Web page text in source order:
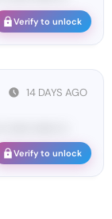
Verify to unlock
14 DAYS AGO
Verify to unlock